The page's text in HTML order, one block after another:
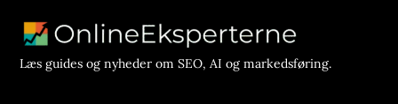
contentLæs guides og nyheder om SEO, AI og markedsføring.